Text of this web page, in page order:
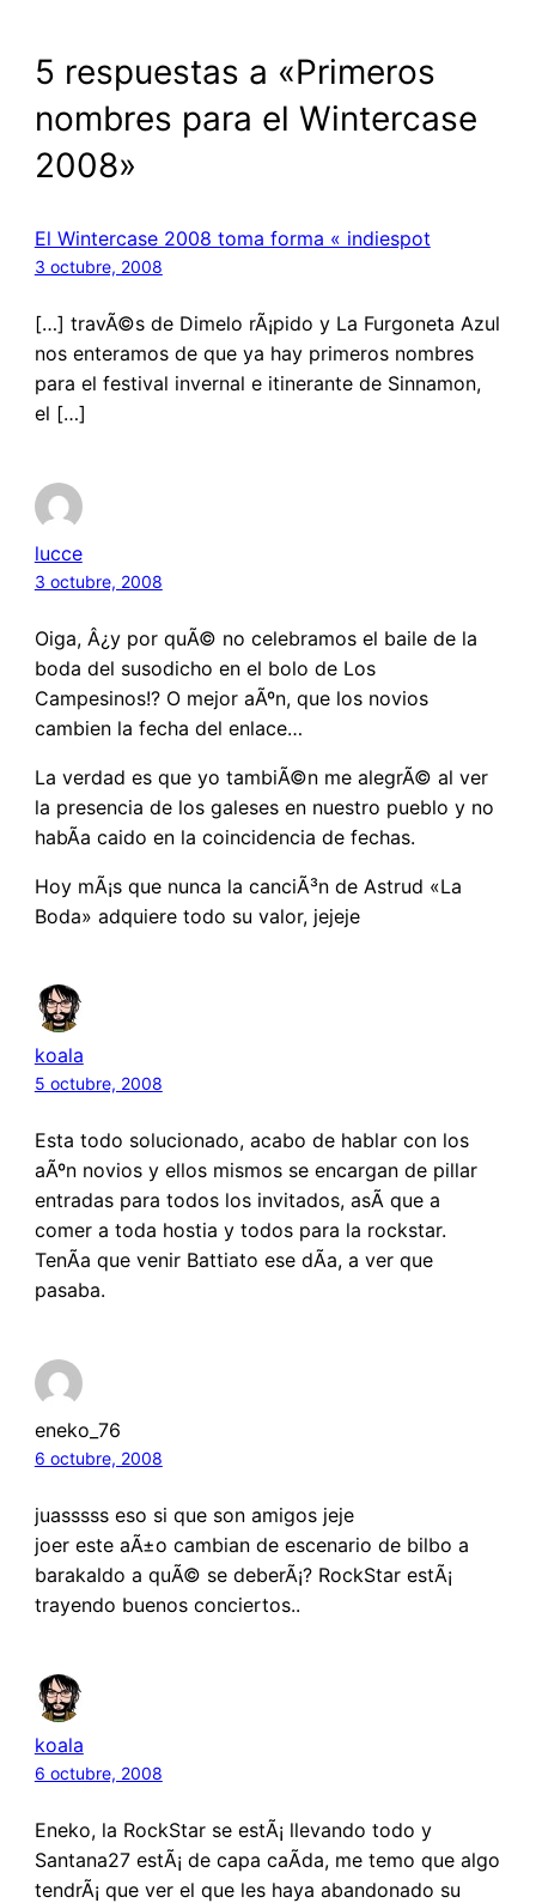
5 respuestas a «Primeros
nombres para el Wintercase
2008»
El Wintercase 2008 toma forma « indiespot
3 octubre, 2008
[…] travÃ©s de Dimelo rÃ¡pido y La Furgoneta Azul
nos enteramos de que ya hay primeros nombres
para el festival invernal e itinerante de Sinnamon,
el […]
lucce
3 octubre, 2008
Oiga, Â¿y por quÃ© no celebramos el baile de la
boda del susodicho en el bolo de Los
Campesinos!? O mejor aÃºn, que los novios
cambien la fecha del enlace…
La verdad es que yo tambiÃ©n me alegrÃ© al ver
la presencia de los galeses en nuestro pueblo y no
habÃ­a caido en la coincidencia de fechas.
Hoy mÃ¡s que nunca la canciÃ³n de Astrud «La
Boda» adquiere todo su valor, jejeje
koala
5 octubre, 2008
Esta todo solucionado, acabo de hablar con los
aÃºn novios y ellos mismos se encargan de pillar
entradas para todos los invitados, asÃ­ que a
comer a toda hostia y todos para la rockstar.
TenÃ­a que venir Battiato ese dÃ­a, a ver que
pasaba.
eneko_76
6 octubre, 2008
juasssss eso si que son amigos jeje
joer este aÃ±o cambian de escenario de bilbo a
barakaldo a quÃ© se deberÃ¡? RockStar estÃ¡
trayendo buenos conciertos..
koala
6 octubre, 2008
Eneko, la RockStar se estÃ¡ llevando todo y
Santana27 estÃ¡ de capa caÃ­da, me temo que algo
tendrÃ¡ que ver el que les haya abandonado su